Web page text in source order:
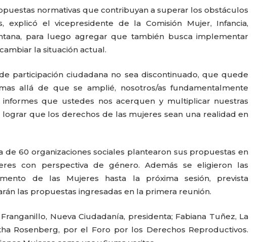
normativas que contribuyan a superar los obstáculos
el vicepresidente de la Comisión Mujer, Infancia,
para luego agregar que también busca implementar
la situación actual.
participación ciudadana no sea discontinuado, que quede
allá de que se amplié, nosotros/as fundamentalmente
que ustedes nos acerquen y multiplicar nuestras
que los derechos de las mujeres sean una realidad en
de 60 organizaciones sociales plantearon sus propuestas en
con perspectiva de género. Además se eligieron las
de las Mujeres hasta la próxima sesión, prevista
las propuestas ingresadas en la primera reunión.
Nueva Ciudadanía, presidenta; Fabiana Tuñez, La
Rosenberg, por el Foro por los Derechos Reproductivos.